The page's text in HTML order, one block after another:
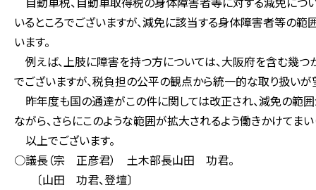
いるところでございますが、減免に該当する身体障害者等の範
います。
例えば、上肢に障害を持つ方については、大阪府を含む幾
でございますが、税負担の公平の観点から統一的な取り扱いが
昨年度も国の通達がこの件に関しては改正され、減免の範囲
ながら、さらにこのような範囲が拡大されるよう働きかけてまい
以上でございます。
○議長（宗 正彦君） 土木部長山田 功君。
〔山田 功君、登壇〕